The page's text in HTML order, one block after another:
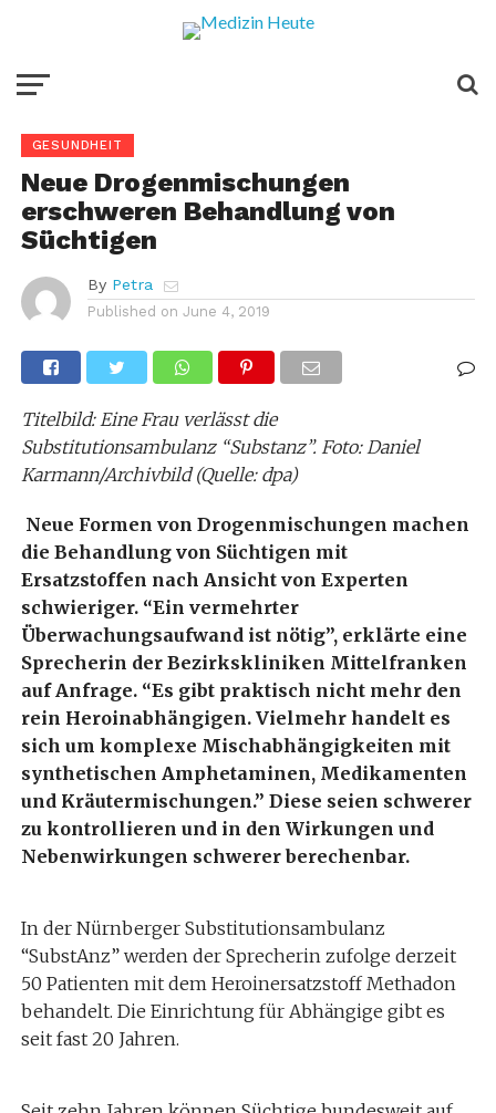
GESUNDHEIT
Neue Drogenmischungen
erschweren Behandlung von
Süchtigen
By Petra
Published on June 4, 2019
Titelbild: Eine Frau verlässt die
Substitutionsambulanz “Substanz”. Foto: Daniel
Karmann/Archivbild (Quelle: dpa)
Neue Formen von Drogenmischungen machen
die Behandlung von Süchtigen mit
Ersatzstoffen nach Ansicht von Experten
schwieriger. “Ein vermehrter
Überwachungsaufwand ist nötig”, erklärte eine
Sprecherin der Bezirkskliniken Mittelfranken
auf Anfrage. “Es gibt praktisch nicht mehr den
rein Heroinabhängigen. Vielmehr handelt es
sich um komplexe Mischabhängigkeiten mit
synthetischen Amphetaminen, Medikamenten
und Kräutermischungen.” Diese seien schwerer
zu kontrollieren und in den Wirkungen und
Nebenwirkungen schwerer berechenbar.
In der Nürnberger Substitutionsambulanz
“SubstAnz” werden der Sprecherin zufolge derzeit
50 Patienten mit dem Heroinersatzstoff Methadon
behandelt. Die Einrichtung für Abhängige gibt es
seit fast 20 Jahren.